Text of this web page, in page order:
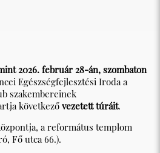
2026. február 28-án, szombaton
Egészségfejlesztési Iroda a
szakembereinek
következő vezetett túráit.
a református templom
Fő utca 66.).